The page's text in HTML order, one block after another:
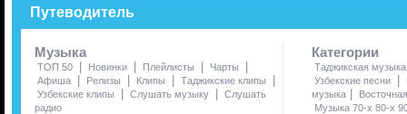
Путеводитель
Музыка
ТОП 50 | Новинки | Плейлисты | Чарты |
Афиша | Релизы | Клипы | Таджикские клипы |
Узбекские клипы | Слушать музыку | Слушать
радио
Категории
Таджикская музыка
Узбекские песни
|
музыка |
Музыка 70-х 80-х